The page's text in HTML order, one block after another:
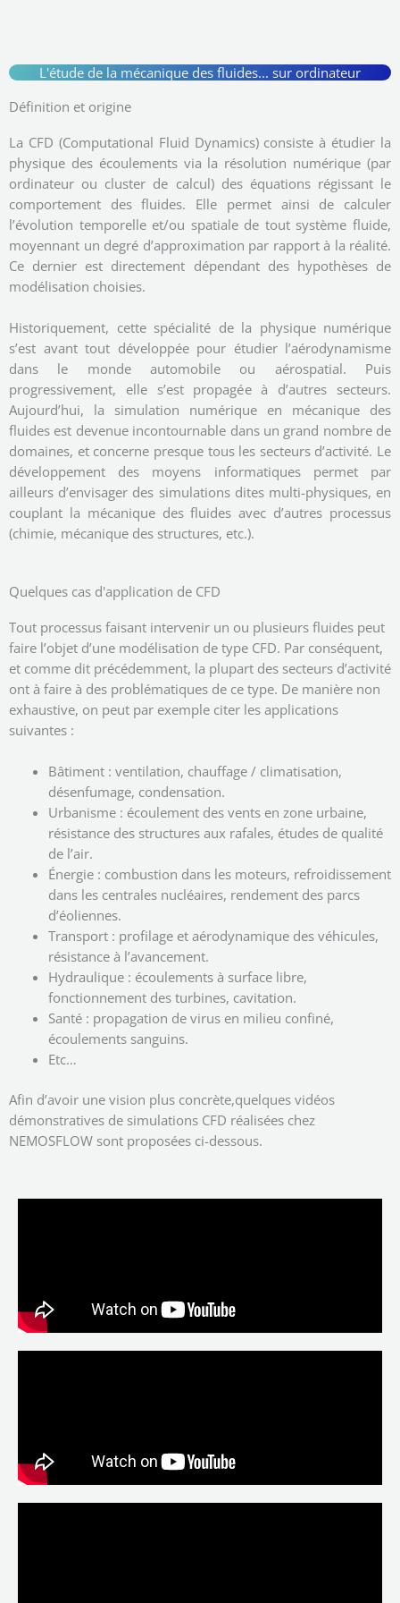
L'étude de la mécanique des fluides... sur ordinateur
Définition et origine
La CFD (Computational Fluid Dynamics) consiste à étudier la
physique des écoulements via la résolution numérique (par
ordinateur ou cluster de calcul) des équations régissant le
comportement des fluides. Elle permet ainsi de calculer
l’évolution temporelle et/ou spatiale de tout système fluide,
moyennant un degré d’approximation par rapport à la réalité.
Ce dernier est directement dépendant des hypothèses de
modélisation choisies.
Historiquement, cette spécialité de la physique numérique
s’est avant tout développée pour étudier l’aérodynamisme
dans le monde automobile ou aérospatial. Puis
progressivement, elle s’est propagée à d’autres secteurs.
Aujourd’hui, la simulation numérique en mécanique des
fluides est devenue incontournable dans un grand nombre de
domaines, et concerne presque tous les secteurs d’activité. Le
développement des moyens informatiques permet par
ailleurs d’envisager des simulations dites multi-physiques, en
couplant la mécanique des fluides avec d’autres processus
(chimie, mécanique des structures, etc.).
Quelques cas d'application de CFD
Tout processus faisant intervenir un ou plusieurs fluides peut
faire l’objet d’une modélisation de type CFD. Par conséquent,
et comme dit précédemment, la plupart des secteurs d’activité
ont à faire à des problématiques de ce type. De manière non
exhaustive, on peut par exemple citer les applications
suivantes :
Bâtiment : ventilation, chauffage / climatisation,
désenfumage, condensation.
Urbanisme : écoulement des vents en zone urbaine,
résistance des structures aux rafales, études de qualité
de l’air.
Énergie : combustion dans les moteurs, refroidissement
dans les centrales nucléaires, rendement des parcs
d’éoliennes.
Transport : profilage et aérodynamique des véhicules,
résistance à l’avancement.
Hydraulique : écoulements à surface libre,
fonctionnement des turbines, cavitation.
Santé : propagation de virus en milieu confiné,
écoulements sanguins.
Etc…
Afin d’avoir une vision plus concrète,quelques vidéos
démonstratives de simulations CFD réalisées chez
NEMOSFLOW sont proposées ci-dessous.